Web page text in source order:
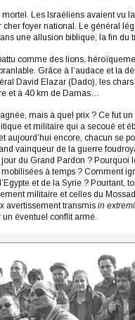
Les Israéliens avaient vu
cher foyer national. Le général
une allusion biblique, la fin du
comme des lions,
Grâce à l’audace et la
David Elazar (Dado), les
et à 40 km de Damas…
mais à quel prix ? Ce fut
et militaire qui a secoué et
aujourd’hui encore, chacun se
vainqueur de la guerre
du Grand Pardon ? Pourquoi
mobilisées à temps ? Comment
et de la Syrie ? Pourtant,
militaire et celles du
avertissement transmis in
éventuel conflit armé.